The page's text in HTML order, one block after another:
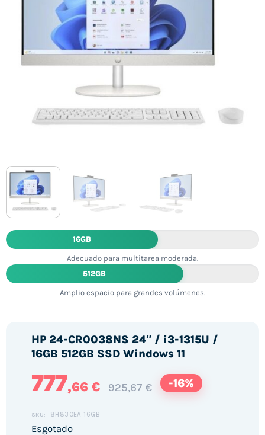
16GB
Adecuado para multitarea moderada.
512GB
Amplio espacio para grandes volúmenes.
HP 24-CR0038NS 24″ / i3-1315U /
16GB 512GB SSD Windows 11
777,66 € 925,67 € -16%
SKU: 8H830EA 16GB
Esgotado